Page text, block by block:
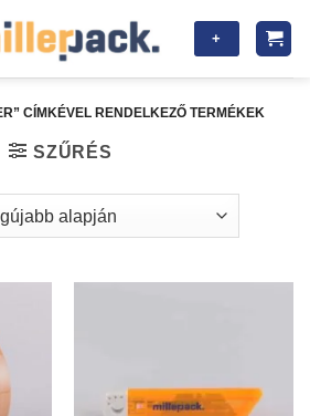
+
CÍMKÉVEL RENDELKEZŐ TERMÉKEK
SZŰRÉS